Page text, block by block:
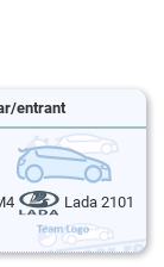
entrant
Lada 2101